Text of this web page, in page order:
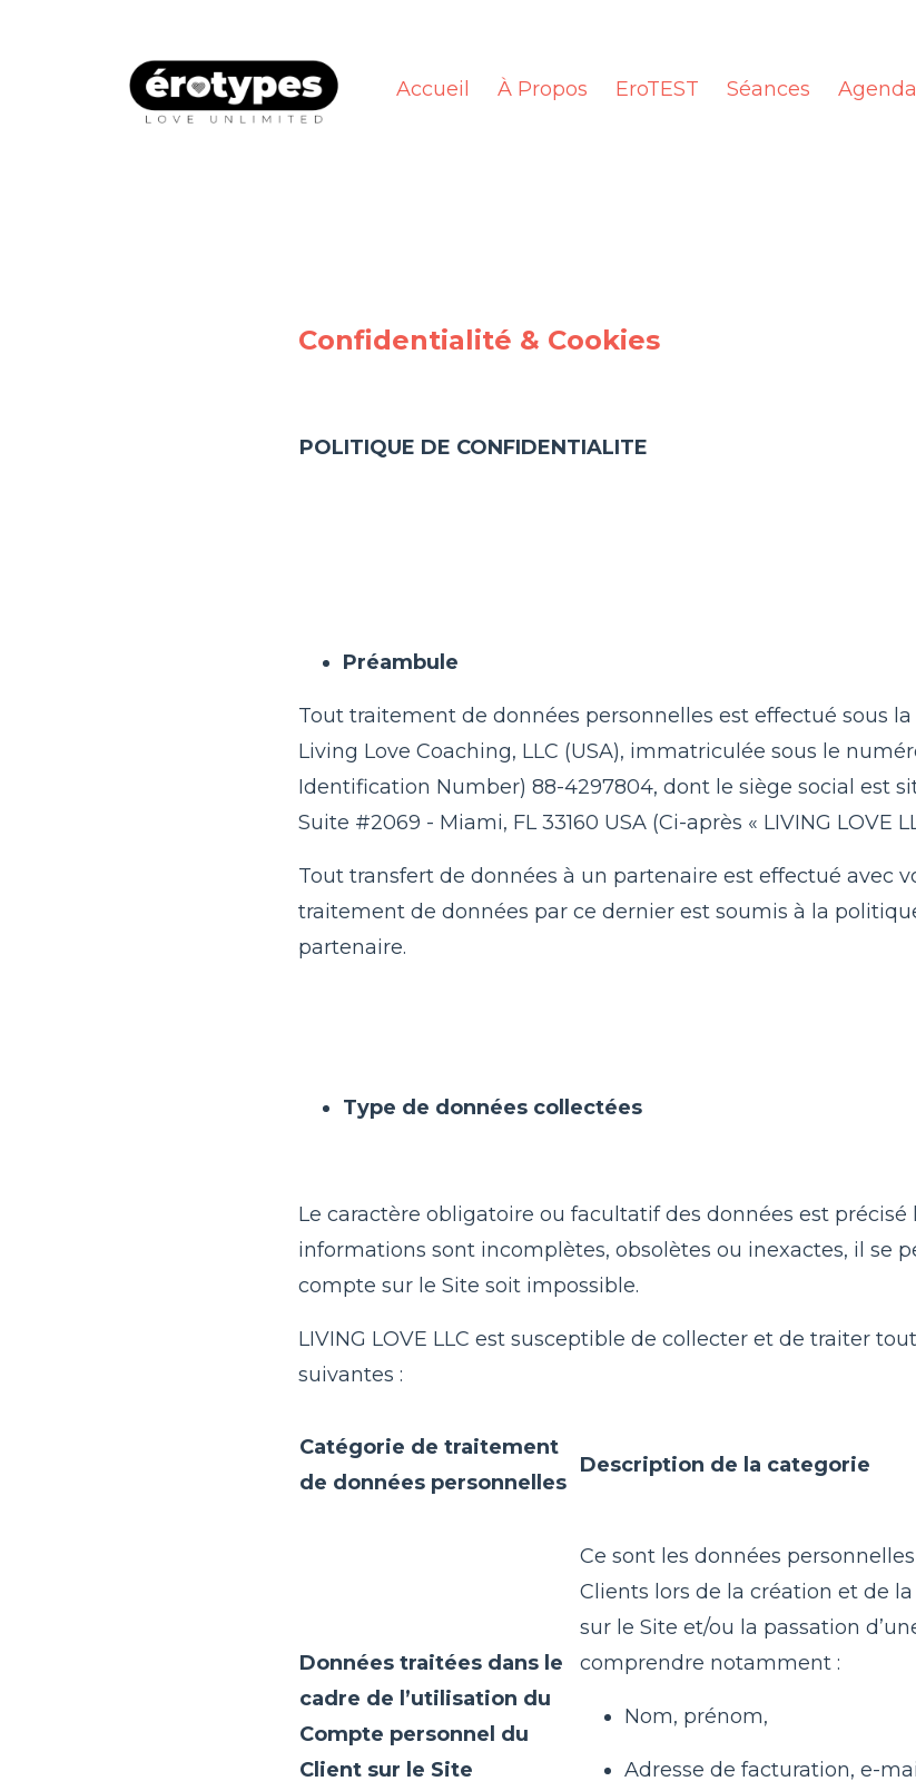
Accueil À Propos EroTEST Séances Agenda
Confidentialité & Cookies
POLITIQUE DE CONFIDENTIALITE
Préambule
Tout traitement de données personnelles est effectué sous
Living Love Coaching, LLC (USA), immatriculée sous le
Identification Number) 88-4297804, dont le siège social est
Suite #2069 - Miami, FL 33160 USA (Ci-après « LIVING LOVE
Tout transfert de données à un partenaire est effectué avec
traitement de données par ce dernier est soumis à la
partenaire.
Type de données collectées
Le caractère obligatoire ou facultatif des données est précisé
informations sont incomplètes, obsolètes ou inexactes, il se
compte sur le Site soit impossible.
LIVING LOVE LLC est susceptible de collecter et de traiter
suivantes :
Catégorie de traitement
de données personnelles
Description de la categorie
Données traitées dans le
cadre de l’utilisation du
Compte personnel du
Client sur le Site
Ce sont les données
Clients lors de la création et de
sur le Site et/ou la passation
comprendre notamment :
Nom, prénom,
Adresse de facturation, e-mail